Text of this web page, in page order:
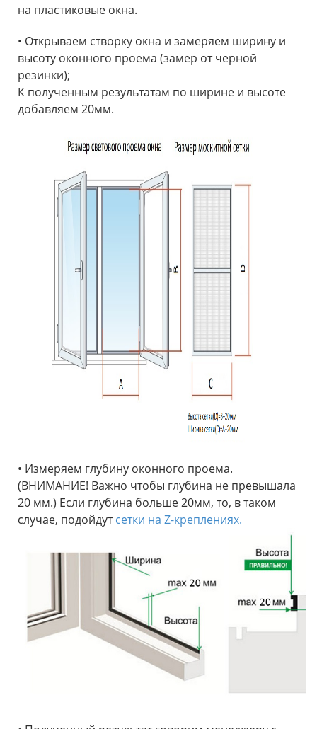
на пластиковые окна.
• Открываем створку окна и замеряем ширину и
высоту оконного проема (замер от черной
резинки);
К полученным результатам по ширине и высоте
добавляем 20мм.
• Измеряем глубину оконного проема.
(ВНИМАНИЕ! Важно чтобы глубина не превышала
20 мм.) Если глубина больше 20мм, то, в таком
случае, подойдутсетки на Z-креплениях.